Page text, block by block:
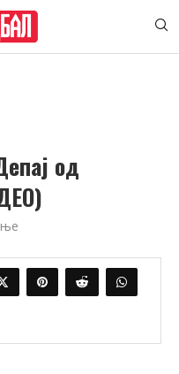
од